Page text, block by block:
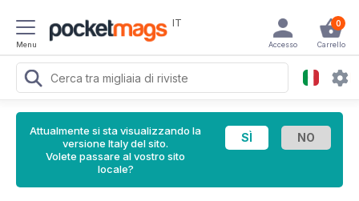
Menu
IT 0
Carrello
Accesso
Attualmente si sta visualizzando la
versione Italy del sito.
Volete passare al vostro sito
locale?